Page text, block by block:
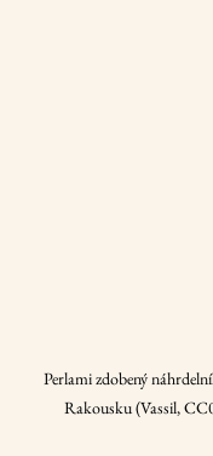
Perlami zdobený
Rakousku (Vassil,